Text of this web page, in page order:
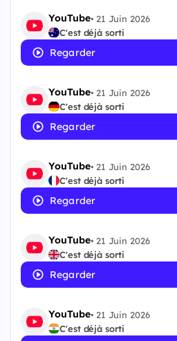
YouTube• 21 Juin 2026
C'est déjà sorti
Regarder
YouTube• 21 Juin 2026
C'est déjà sorti
Regarder
YouTube• 21 Juin 2026
C'est déjà sorti
Regarder
YouTube• 21 Juin 2026
C'est déjà sorti
Regarder
YouTube• 21 Juin 2026
C'est déjà sorti